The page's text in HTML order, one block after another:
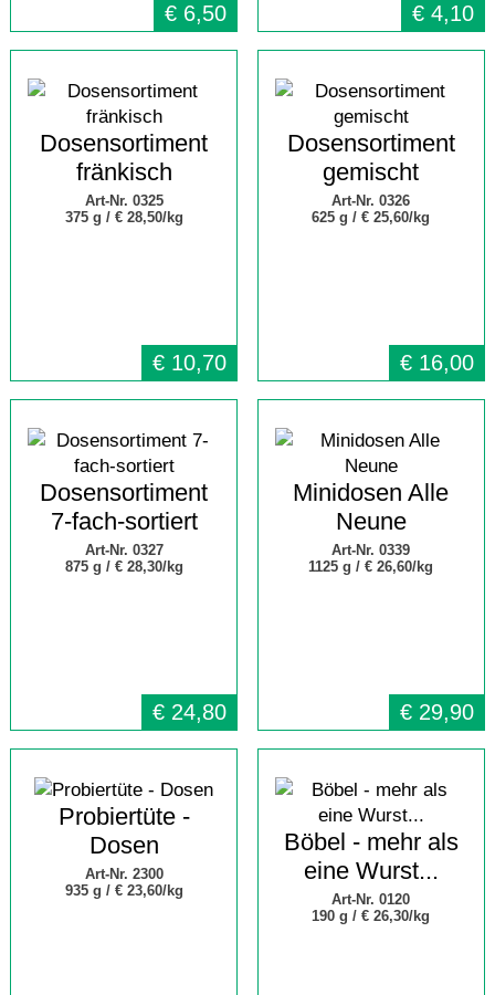
€ 6,50 € 4,10
Dosensortiment
fränkisch
Art-Nr. 0325
375 g / € 28,50/kg
€ 10,70
Dosensortiment
gemischt
Art-Nr. 0326
625 g /€ 25,60/kg
€ 16,00
Dosensortiment
7-fach-sortiert
Art-Nr. 0327
875 g / € 28,30/kg
€ 24,80
Minidosen Alle
Neune
Art-Nr. 0339
1125 g /€ 26,60/kg
€ 29,90
Probiertüte -
Dosen
Art-Nr. 2300
935 g / € 23,60/kg
Böbel - mehr als
eine Wurst...
Art-Nr. 0120
190 g /€ 26,30/kg